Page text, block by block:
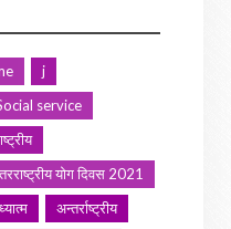
j
service
योग दिवस 2021
अन्तर्राष्ट्रीय